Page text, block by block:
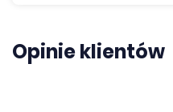
Opinie klientów